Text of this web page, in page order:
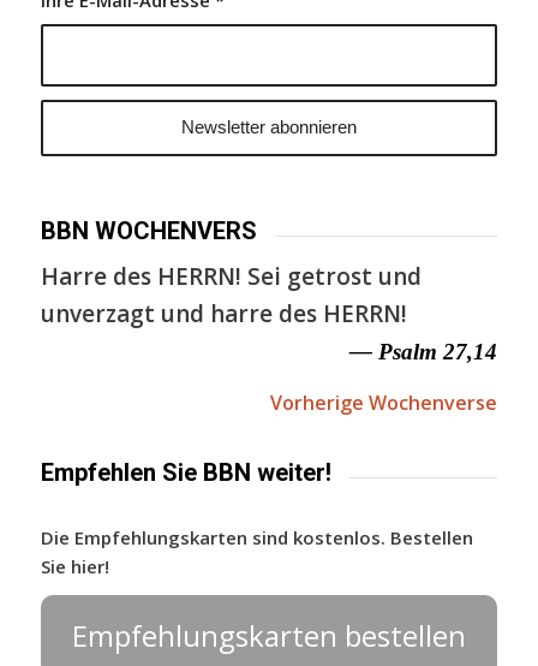
BBN WOCHENVERS
Harre des HERRN! Sei getrost und
unverzagt und harre des HERRN!
— Psalm 27,14
Vorherige Wochenverse
Empfehlen Sie BBN weiter!
Die Empfehlungskarten sind kostenlos. Bestellen
Sie hier!
Empfehlungskarten bestellen